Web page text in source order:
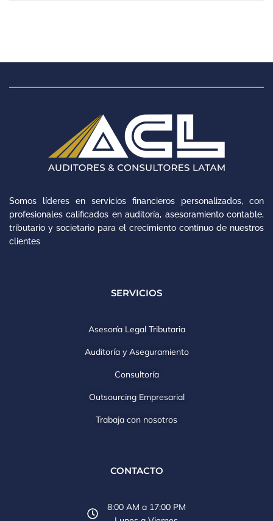
Somos líderes en servicios financieros personalizados, con
profesionales calificados en auditoría, asesoramiento contable,
tributario y societario para el crecimiento continuo de nuestros
clientes
SERVICIOS
Asesoría Legal Tributaria
Auditoría y Aseguramiento
Consultoría
Outsourcing Empresarial
Trabaja con nosotros
CONTACTO
8:00 AM a 17:00 PM